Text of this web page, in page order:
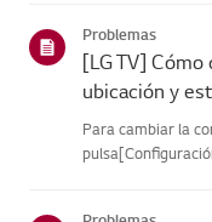
Problemas
[LG TV]
ubicación y
Para cambiar la